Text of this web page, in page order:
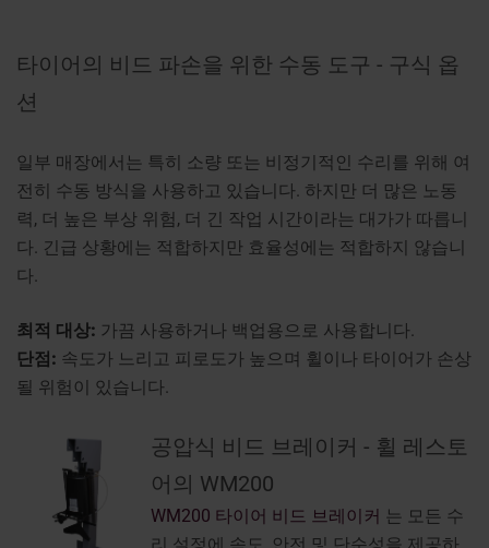
타이어의 비드 파손을 위한 수동 도구 - 구식 옵
션
일부 매장에서는 특히 소량 또는 비정기적인 수리를 위해 여
전히 수동 방식을 사용하고 있습니다. 하지만 더 많은 노동
력, 더 높은 부상 위험, 더 긴 작업 시간이라는 대가가 따릅니
다. 긴급 상황에는 적합하지만 효율성에는 적합하지 않습니
다.
최적 대상: 가끔 사용하거나 백업용으로 사용합니다.
단점: 속도가 느리고 피로도가 높으며 휠이나 타이어가 손상
될 위험이 있습니다.
공압식 비드 브레이커 - 휠 레스토
어의 WM200
WM200 타이어 비드 브레이커 는 모든 수